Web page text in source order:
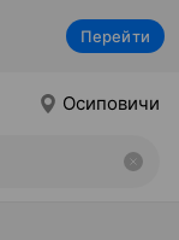
Перейти
Осиповичи